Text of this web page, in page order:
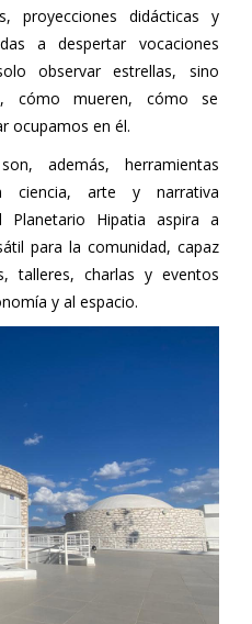
proyecciones didácticas y
a despertar vocaciones
observar estrellas, sino
cómo mueren, cómo se
ocupamos en él.
además, herramientas
ciencia, arte y narrativa
Planetario Hipatia aspira a
para la comunidad, capaz
talleres, charlas y eventos
y al espacio.